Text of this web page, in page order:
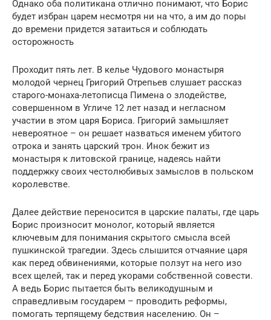
Однако оба политикана отлично понимают, что Борис
будет избран царем несмотря ни на что, а им до поры
до времени придется затаиться и соблюдать
осторожность
Проходит пять лет. В келье Чудового монастыря
молодой чернец Григорий Отрепьев слушает рассказ
старого-монаха-летописца Пимена о злодействе,
совершенном в Угличе 12 лет назад и негласном
участии в этом царя Бориса. Григорий замышляет
невероятное – он решает назваться именем убитого
отрока и занять царский трон. Инок бежит из
монастыря к литовской границе, надеясь найти
поддержку своих честолюбивых замыслов в польском
королевстве.
Далее действие переносится в царские палаты, где царь
Борис произносит монолог, который является
ключевым для понимания скрытого смысла всей
пушкинской трагедии. Здесь слышится отчаяние царя
как перед обвинениями, которые ползут на него изо
всех щелей, так и перед укорами собственной совести.
А ведь Борис пытается быть великодушным и
справедливым государем – проводить реформы,
помогать терпящему бедствия населению. Он –